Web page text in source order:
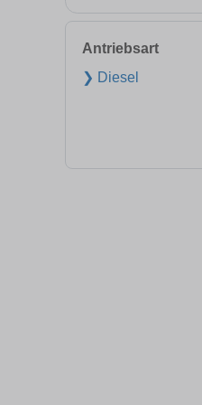
Antriebsart
❯ Diesel